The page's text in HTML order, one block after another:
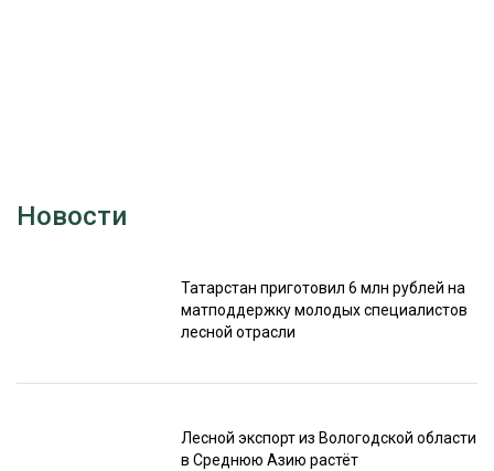
Новости
Татарстан приготовил 6 млн рублей на
матподдержку молодых специалистов
лесной отрасли
Лесной экспорт из Вологодской области
в Среднюю Азию растёт